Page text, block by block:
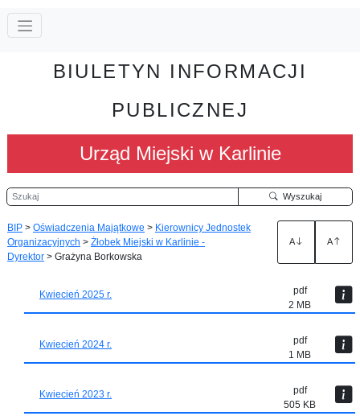
BIULETYN INFORMACJI
PUBLICZNEJ
Urząd Miejski w Karlinie
Szukaj Wyszukaj
BIP > Oświadczenia Majątkowe > Kierownicy Jednostek
Organizacyjnych > Żłobek Miejski w Karlinie -
Dyrektor > Grażyna Borkowska
A A
Kwiecień 2025 r.
pdf
2 MB
Kwiecień 2024 r.
pdf
1 MB
Kwiecień 2023 r.
pdf
505 KB